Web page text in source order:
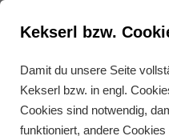
Erdnuss
Kekserl bzw.
Damit du unsere Seite
Kekserl bzw. in engl.
Cookies sind notwendig,
funktioniert, andere